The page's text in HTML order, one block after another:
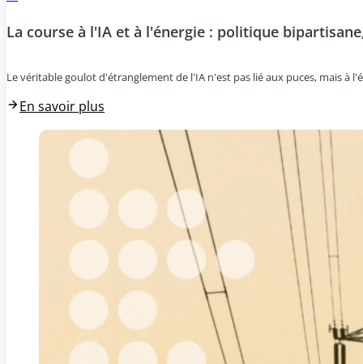
La course à l'IA et à l'énergie : politique
Le véritable goulot d'étranglement de l'IA n'est pas lié aux puces, mais à
En savoir plus